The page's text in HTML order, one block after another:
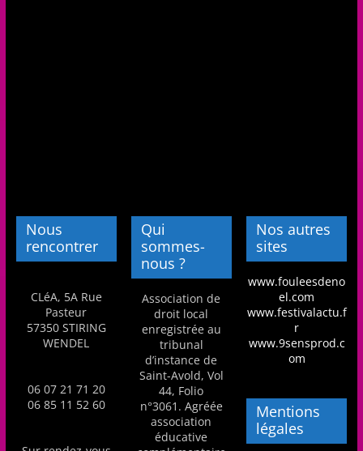
Nous
rencontrer
CLéA, 5A Rue
Pasteur
57350 STIRING
WENDEL
06 07 21 71 20
06 85 11 52 60
Qui
sommes-
nous ?
Association de
droit local
enregistrée au
tribunal
d’instance de
Saint-Avold, Vol
44, Folio
n°3061. Agréée
association
éducative
Nos autres
sites
www.fouleesdeno
el.com
www.festivalactu.f
r
www.9sensprod.c
om
Mentions
légales